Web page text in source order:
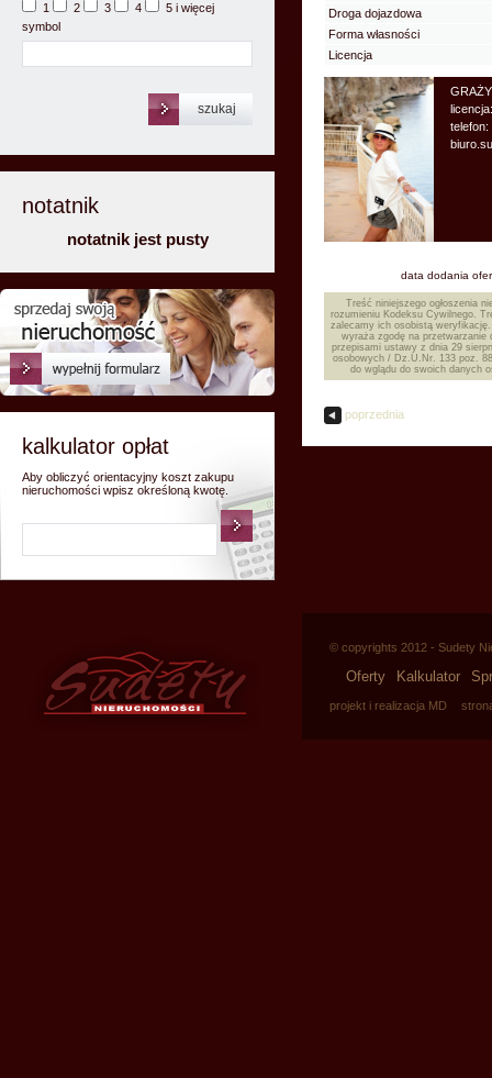
1 2 3 4
5 i więcej
symbol
notatnik
notatnik jest pusty
kalkulator opłat
Aby obliczyć orientacyjny koszt zakupu
nieruchomości wpisz określoną kwotę.
Droga dojazdowa
Forma własności
Licencja
telefon:
data dodania
Treść niniejszego ogłoszenia
rozumieniu Kodeksu Cywilnego.
zalecamy ich osobistą
wyraża zgodę na przetwarzanie
przepisami ustawy z dnia 29
osobowych / Dz.U.Nr. 133 poz.
do wglądu do swoich danych
poprzednia
© copyrights 2012 - Sudety
Oferty Kalkulator
projekt i realizacja MD